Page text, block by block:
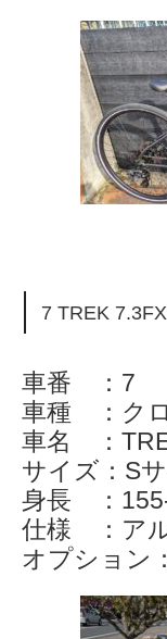
7 TREK 7.3FX
車番 ：7
車種 ：ク
車名 ：
サイズ：S
身長 ：
仕様 ：ア
オプション